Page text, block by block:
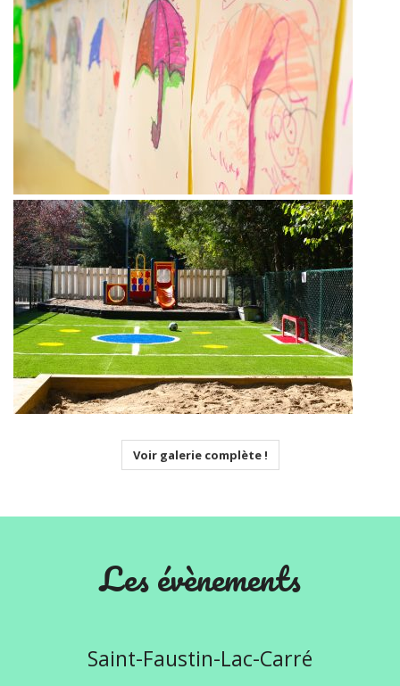
Voir galerie complète !
Les évènements
Saint-Faustin-Lac-Carré